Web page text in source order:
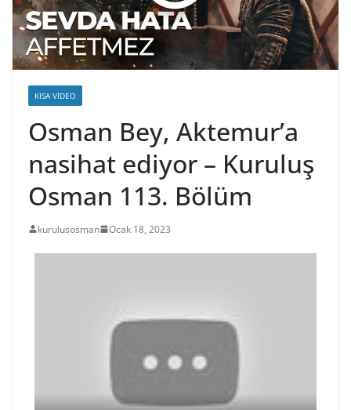
KISA VIDEO
Osman Bey, Aktemur’a
nasihat ediyor – Kuruluş
Osman 113. Bölüm
kurulusosman Ocak 18, 2023